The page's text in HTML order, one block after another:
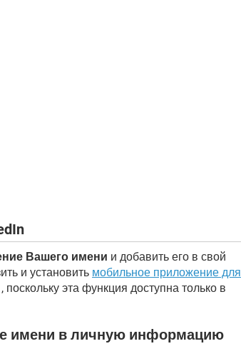
Вашего имени и добавить его в свой
и установить мобильное приложение для
, поскольку эта функция доступна только в
имени в личную информацию